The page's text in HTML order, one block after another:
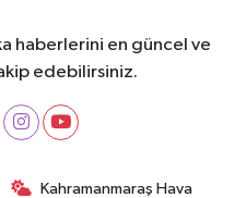
haberlerini en güncel ve
edebilirsiniz.
Kahramanmaraş Hava